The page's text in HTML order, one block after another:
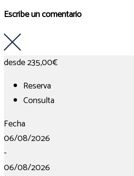
Escribe un comentario
desde235,00€
Reserva
Consulta
Fecha
06/08/2026
-
06/08/2026